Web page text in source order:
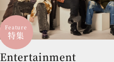
Feature
特集
Entertainment